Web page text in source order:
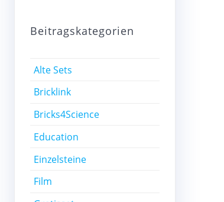
Beitragskategorien
Alte Sets
Bricklink
Bricks4Science
Education
Einzelsteine
Film